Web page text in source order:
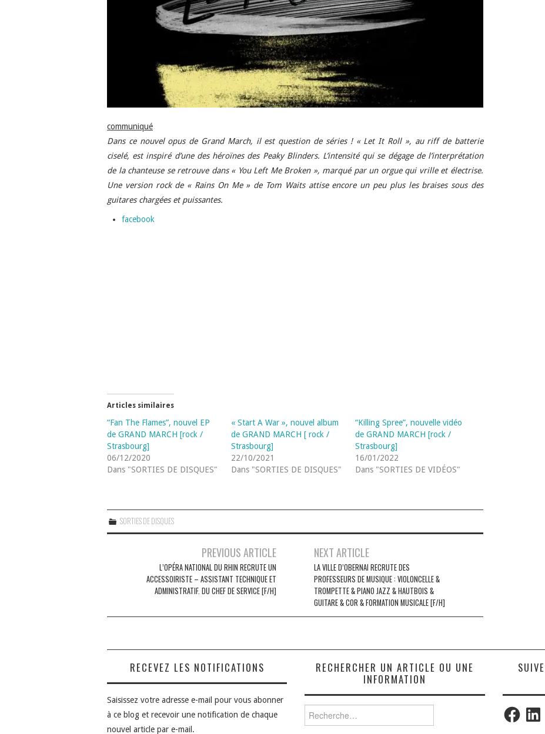
communiqué
Dans ce nouvel opus de Grand March, il est question de séries ! « Let It Roll », au riff de batterie
ciselé, est inspiré d’une des héroïnes des Peaky Blinders. L’intensité qui se dégage de l’interprétation
de la chanteuse se retrouve dans « You Left Me Broken », marqué par un orgue qui vrille et électrise.
Une version rock de « Rains On Me » de Tom Waits attise encore un peu plus les braises sous des
guitares chargées et puissantes.
facebook
Articles similaires
“Fan The Flames”, nouvel EP
de GRAND MARCH [rock /
Strasbourg]
06/12/2020
Dans "SORTIES DE DISQUES"
« Start A War », nouvel album
de GRAND MARCH [ rock /
Strasbourg]
22/10/2021
Dans "SORTIES DE DISQUES"
“Killing Spree”, nouvelle vidéo
de GRAND MARCH [rock /
Strasbourg]
16/01/2022
Dans "SORTIES DE VIDÉOS"
SORTIES DE DISQUES
PREVIOUS ARTICLE
L’OPÉRA NATIONAL DU RHIN RECRUTE UN
ACCESSOIRISTE – ASSISTANT TECHNIQUE ET
ADMINISTRATIF. DU CHEF DE SERVICE [F/H]
NEXT ARTICLE
LA VILLE D’OBERNAI RECRUTE DES
PROFESSEURS DE MUSIQUE : VIOLONCELLE &
TROMPETTE & PIANO JAZZ & HAUTBOIS &
GUITARE & COR & FORMATION MUSICALE [F/H]
RECEVEZ LES NOTIFICATIONS
Saisissez votre adresse e-mail pour vous abonner
à ce blog et recevoir une notification de chaque
nouvel article par e-mail.
RECHERCHER UN ARTICLE OU UNE
INFORMATION
Rechercher : Facebook